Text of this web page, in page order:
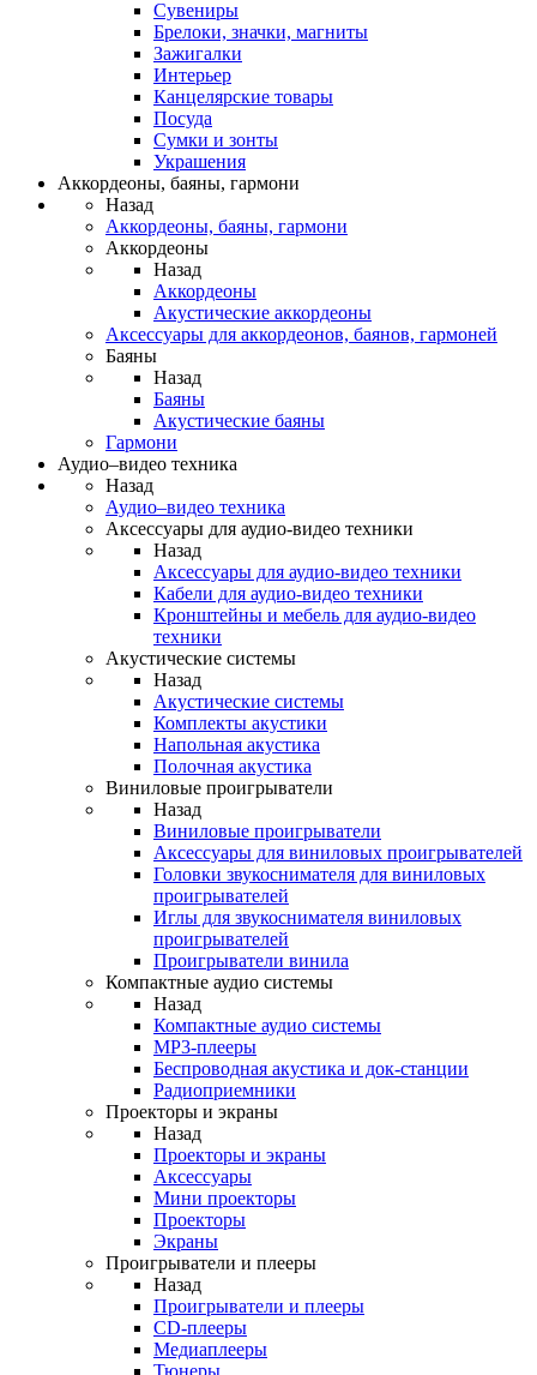
Сувениры
Брелоки, значки, магниты
Зажигалки
Интерьер
Канцелярские товары
Посуда
Сумки и зонты
Украшения
Аккордеоны, баяны, гармони
Назад
Аккордеоны, баяны, гармони
Аккордеоны
Назад
Аккордеоны
Акустические аккордеоны
Аксессуары для аккордеонов, баянов, гармоней
Баяны
Назад
Баяны
Акустические баяны
Гармони
Аудио–видео техника
Назад
Аудио–видео техника
Аксессуары для аудио-видео техники
Назад
Аксессуары для аудио-видео техники
Кабели для аудио-видео техники
Кронштейны и мебель для аудио-видео
техники
Акустические системы
Назад
Акустические системы
Комплекты акустики
Напольная акустика
Полочная акустика
Виниловые проигрыватели
Назад
Виниловые проигрыватели
Аксессуары для виниловых проигрывателей
Головки звукоснимателя для виниловых
проигрывателей
Иглы для звукоснимателя виниловых
проигрывателей
Проигрыватели винила
Компактные аудио системы
Назад
Компактные аудио системы
MP3-плееры
Беспроводная акустика и док-станции
Радиоприемники
Проекторы и экраны
Назад
Проекторы и экраны
Аксессуары
Мини проекторы
Проекторы
Экраны
Проигрыватели и плееры
Назад
Проигрыватели и плееры
CD-плееры
Медиаплееры
Тюнеры